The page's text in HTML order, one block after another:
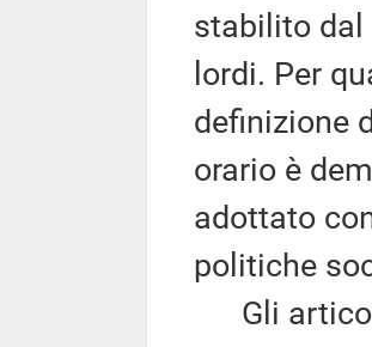
stabilito dal
lordi. Per
definizione
orario è
adottato
politiche
Gli